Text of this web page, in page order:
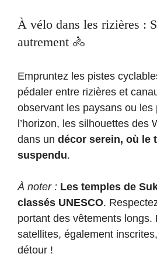
À vélo dans les rizières :
autrement 🚴
Empruntez les pistes
pédaler entre rizières et
observant les paysans ou les
l’horizon, les silhouettes des
dans un décor serein, où le
suspendu.
À noter : Les temples de
classés UNESCO.
portant des vêtements longs.
satellites, également
détour !